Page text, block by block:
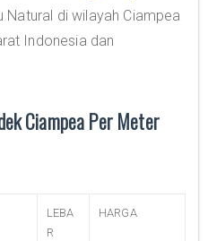
Natural di wilayah Ciampea
Indonesia dan
Ciampea Per Meter
LEBA
R
HARGA